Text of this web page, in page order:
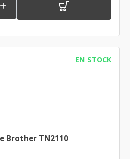

EN STOCK
Brother TN2110